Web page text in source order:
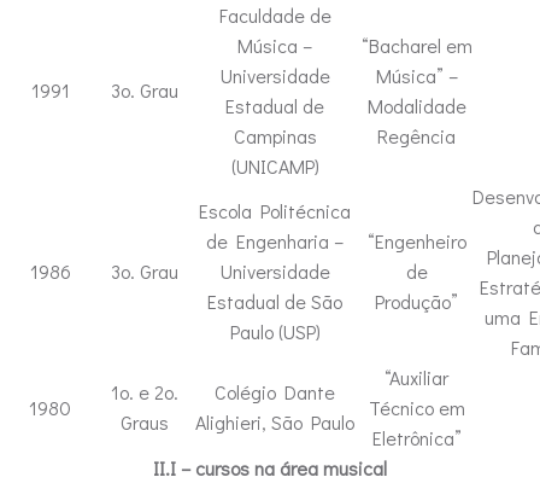
1991 3o. Grau
Faculdade de
Música –
Universidade
Estadual de
Campinas
(UNICAMP)
“Bacharel em
Música” –
Modalidade
Regência
1986 3o. Grau
Escola Politécnica
de Engenharia –
Universidade
Estadual de São
Paulo (USP)
“Engenheiro
de
Produção”
uma
1980
1o. e 2o.
Graus
Colégio Dante
Alighieri, São Paulo
“Auxiliar
Técnico em
Eletrônica”
II.I – cursos na área musical